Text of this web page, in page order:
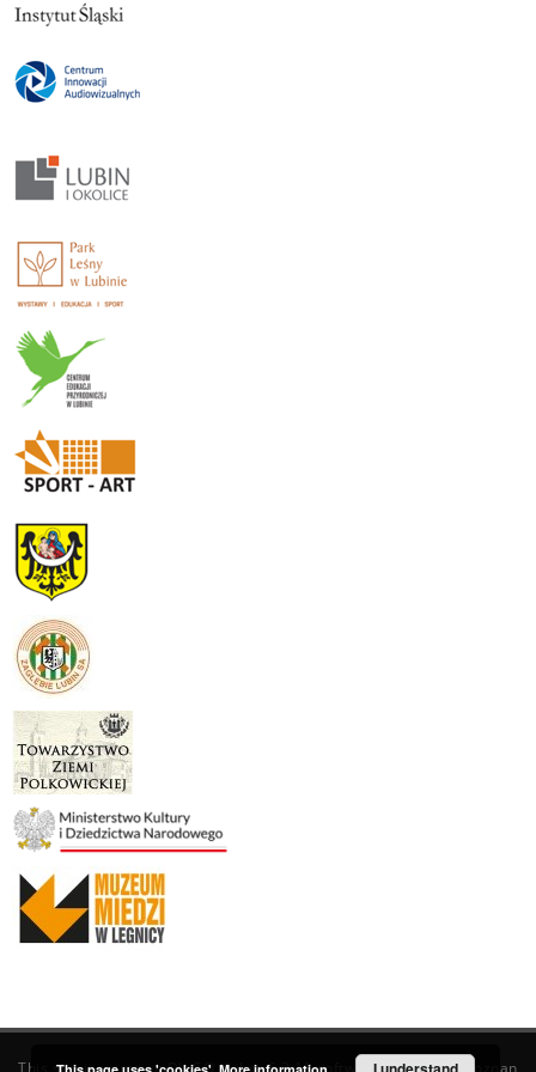
This service runs onDInGO dLibra 6.3.19software created by Poznan